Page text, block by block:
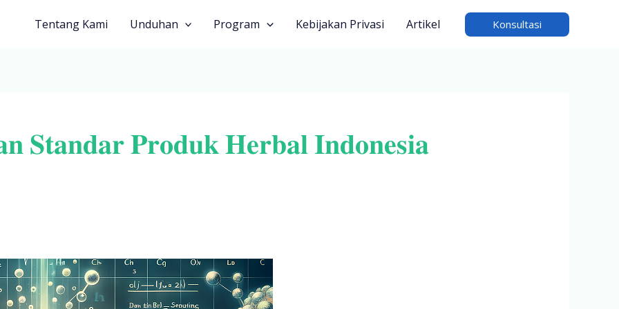
Tentang Kami Unduhan Program Kebijakan Privasi Artikel Konsultasi
𝐒𝐭𝐚𝐧𝐝𝐚𝐫 𝐏𝐫𝐨𝐝𝐮𝐤 𝐇𝐞𝐫𝐛𝐚𝐥 𝐈𝐧𝐝𝐨𝐧𝐞𝐬𝐢𝐚